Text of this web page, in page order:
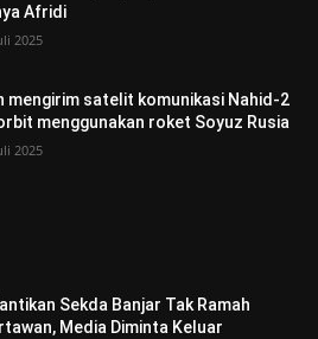
Afridi
2025
mengirim satelit komunikasi Nahid-2
menggunakan roket Soyuz Rusia
2025
Sekda Banjar Tak Ramah
Media Diminta Keluar